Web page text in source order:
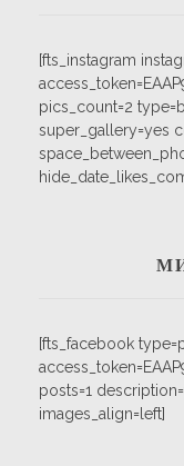
[fts_instagram
pics_count=2
super_gallery=yes
[fts_facebook
posts=1
images_align=left]